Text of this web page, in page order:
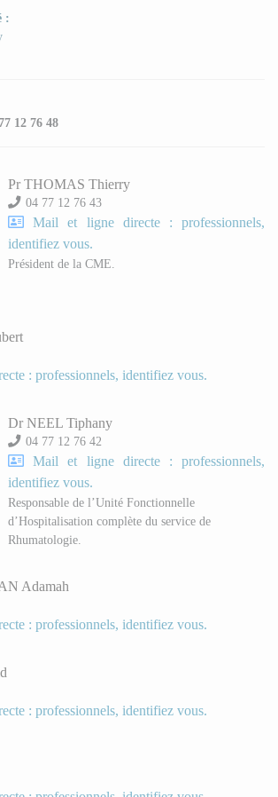
:
12 76 48
Pr THOMAS Thierry
04 77 12 76 43
Mail et ligne directe : professionnels,
identifiez vous.
Président de la CME.
: professionnels, identifiez vous.
Dr NEEL Tiphany
04 77 12 76 42
Mail et ligne directe : professionnels,
identifiez vous.
Responsable de l’Unité Fonctionnelle
d’Hospitalisation complète du service de
Rhumatologie.
Adamah
: professionnels, identifiez vous.
: professionnels, identifiez vous.